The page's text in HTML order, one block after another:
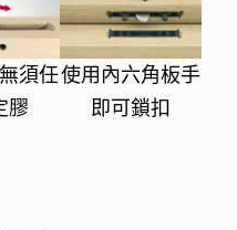
須任
膠
使用內六角板手
即可鎖扣